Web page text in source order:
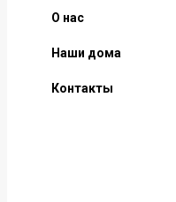
О нас
Наши дома
Контакты